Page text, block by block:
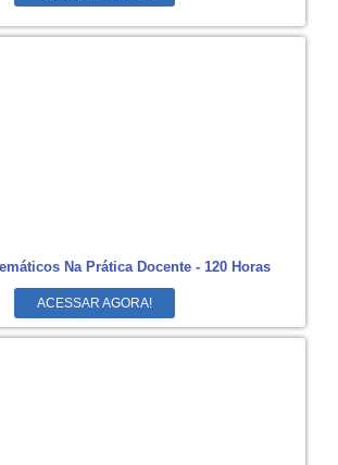
Na Prática Docente - 120 Horas
ACESSAR AGORA!